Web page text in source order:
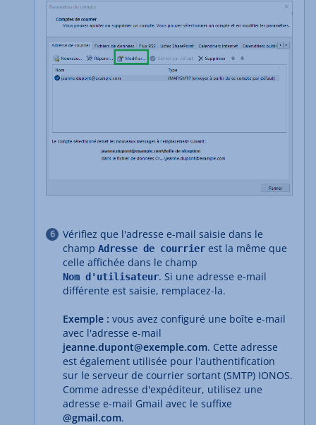
Vérifiez que l'adresse e-mail saisie dans le
champ Adresse de courrier est la même que
celle affichée dans le champ
Nom d'utilisateur. Si une adresse e-mail
différente est saisie, remplacez-la.
Exemple : vous avez configuré une boîte e-mail
avec l'adresse e-mail
jeanne.dupont@exemple.com. Cette adresse
est également utilisée pour l'authentification
sur le serveur de courrier sortant (SMTP) IONOS.
Comme adresse d'expéditeur, utilisez une
adresse e-mail Gmail avec le suffixe
@gmail.com.